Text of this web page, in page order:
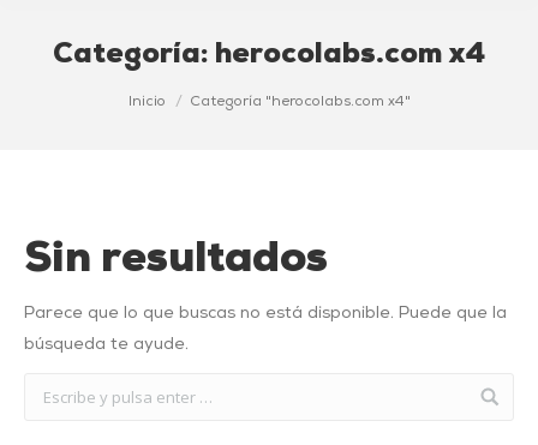
Categoría: herocolabs.com x4
Inicio Categoría "herocolabs.com x4"
Sin resultados
Parece que lo que buscas no está disponible. Puede que la
búsqueda te ayude.